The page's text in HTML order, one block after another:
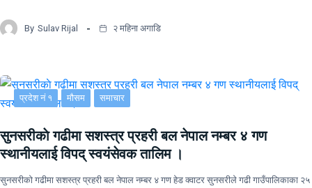
By Sulav Rijal २ महिना अगाडि
प्रदेश नं १ मौसम समाचार
सुनसरीकाे गढीमा सशस्त्र प्रहरी बल नेपाल नम्बर ४ गण
स्थानीयलाई विपद् स्वयंसेवक तालिम ।
सुनसरीकाे गढीमा सशस्त्र प्रहरी बल नेपाल नम्बर ४ गण हेड क्वाटर सुनसरीले गढी गाउँपालिकाका २५